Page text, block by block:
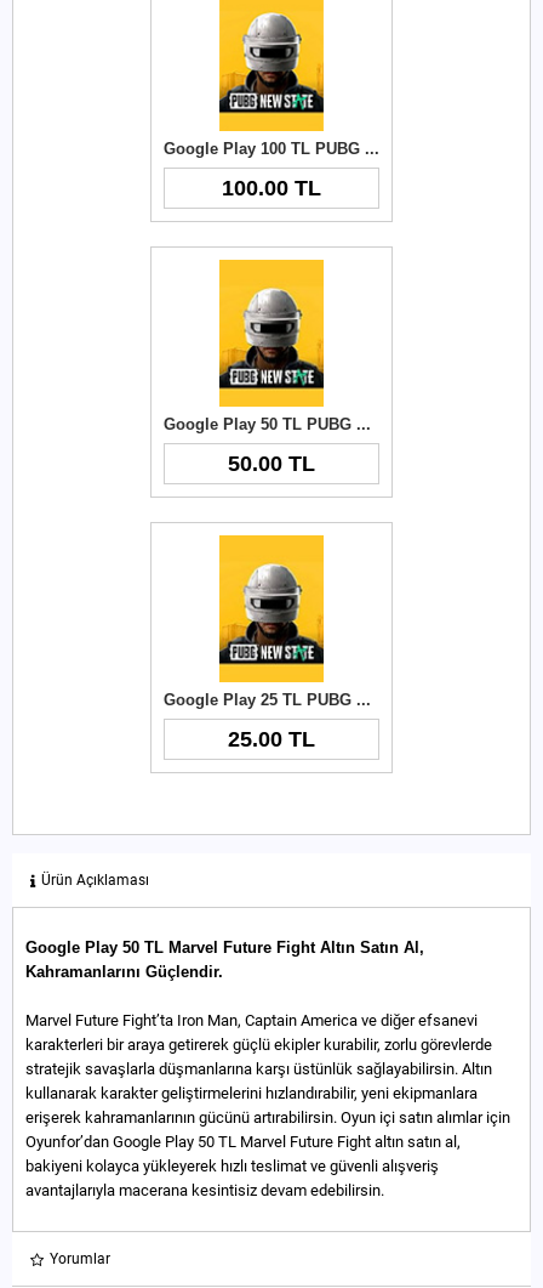
Google Play 100 TL PUBG New State NC
100.00 TL
Google Play 50 TL PUBG New State NC
50.00 TL
Google Play 25 TL PUBG New State NC
25.00 TL
Ürün Açıklaması
Google Play 50 TL Marvel Future Fight Altın Satın Al,
Kahramanlarını Güçlendir.
Marvel Future Fight’ta Iron Man, Captain America ve diğer efsanevi
karakterleri bir araya getirerek güçlü ekipler kurabilir, zorlu görevlerde
stratejik savaşlarla düşmanlarına karşı üstünlük sağlayabilirsin. Altın
kullanarak karakter geliştirmelerini hızlandırabilir, yeni ekipmanlara
erişerek kahramanlarının gücünü artırabilirsin. Oyun içi satın alımlar için
Oyunfor’dan Google Play 50 TL Marvel Future Fight altın satın al,
bakiyeni kolayca yükleyerek hızlı teslimat ve güvenli alışveriş
avantajlarıyla macerana kesintisiz devam edebilirsin.
Yorumlar